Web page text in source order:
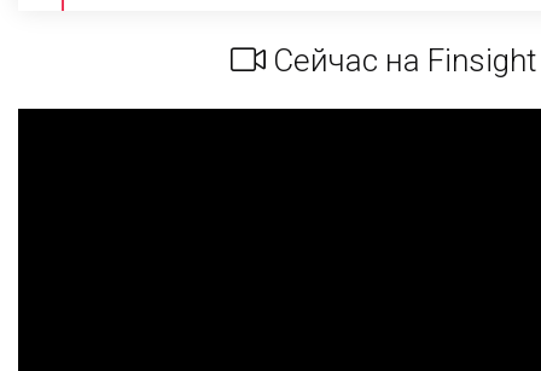
Сейчас на Finsight